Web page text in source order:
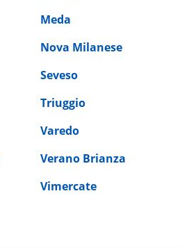
Meda
Nova Milanese
Seveso
Triuggio
Varedo
Verano Brianza
Vimercate